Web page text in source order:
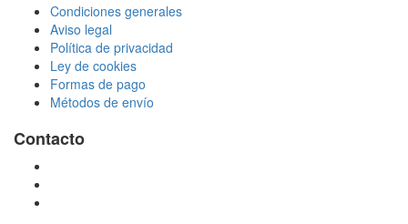
Condiciones generales
Aviso legal
Política de privacidad
Ley de cookies
Formas de pago
Métodos de envío
Contacto